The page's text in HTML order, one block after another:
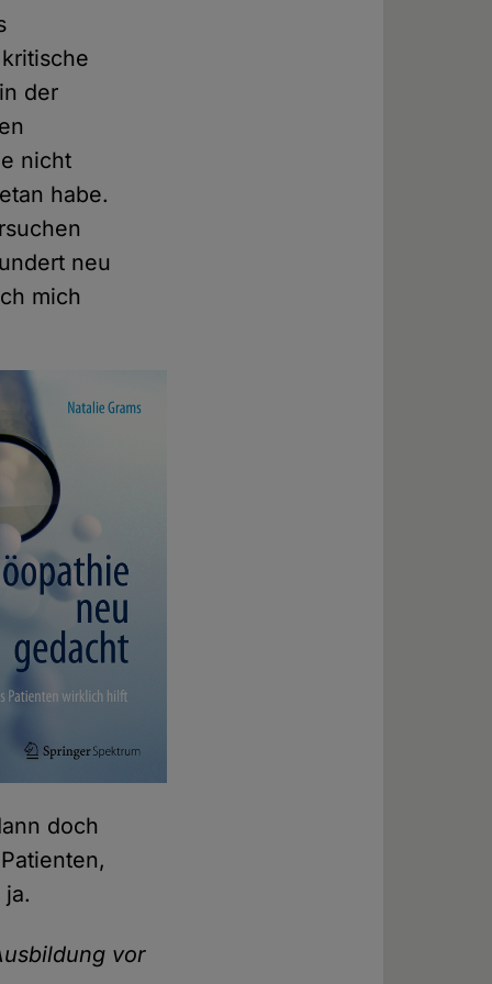
der
nicht
habe.
neu
mich
doch
vor